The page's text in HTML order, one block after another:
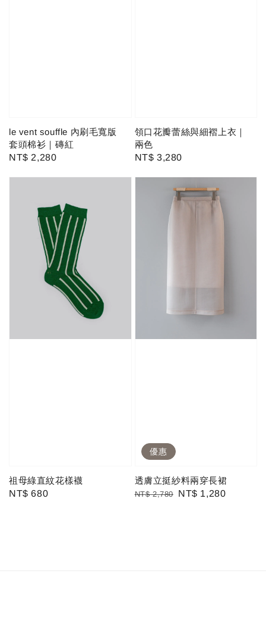
le vent souffle 內刷毛寬版
套頭棉衫｜磚紅
Regular
NT$ 2,280
領口花瓣蕾絲與細褶上衣｜
兩色
Regular
NT$ 3,280
祖母綠直紋花樣襪
Regular
NT$ 680
優惠
透膚立挺紗料兩穿長裙
Regular
NT$ 2,780
Sale
NT$ 1,280